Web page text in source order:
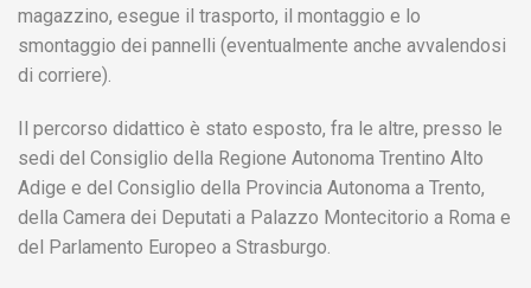
magazzino, esegue il trasporto, il montaggio e lo
smontaggio dei pannelli (eventualmente anche avvalendosi
di corriere).
Il percorso didattico è stato esposto, fra le altre, presso le
sedi del Consiglio della Regione Autonoma Trentino Alto
Adige e del Consiglio della Provincia Autonoma a Trento,
della Camera dei Deputati a Palazzo Montecitorio a Roma e
del Parlamento Europeo a Strasburgo.